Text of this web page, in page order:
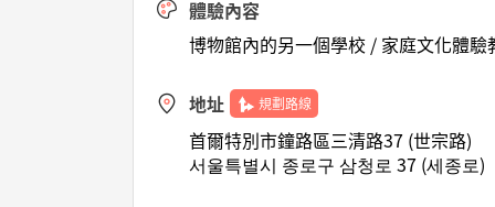
體驗內容
博物館內的另一個學校 / 家庭文化體驗
地址 規劃路線
首爾特別市鐘路區三清路37 (世宗路)
서울특별시 종로구 삼청로 37 (세종로)